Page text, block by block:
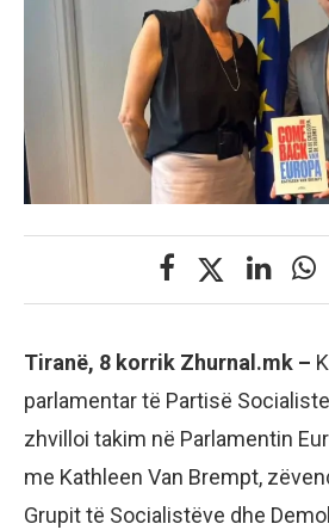
Tiranë, 8 korrik Zhurnal.mk –
parlamentar të Partisë
zhvilloi takim në Parlamentin
me Kathleen Van Brempt,
Grupit të Socialistëve dhe